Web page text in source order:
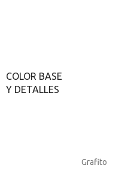
COLOR BASE
Y DETALLES
Grafito